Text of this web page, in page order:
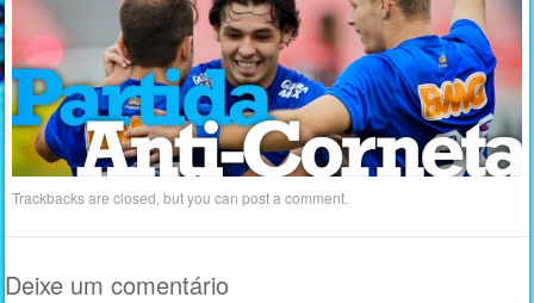
Trackbacks are closed, but you canpost a comment
Deixe um comentário